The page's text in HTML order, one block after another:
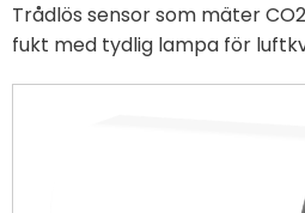
Trådlös sensor som mäter
fukt med tydlig lampa för